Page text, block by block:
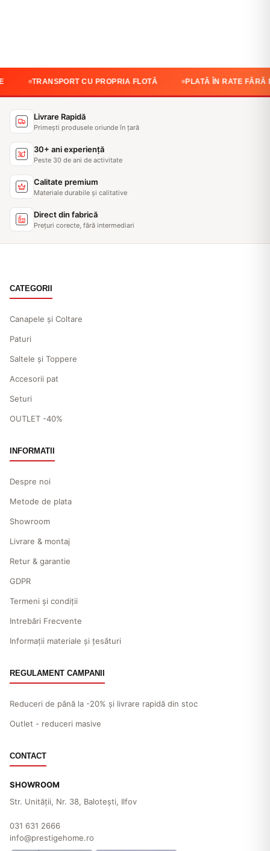
CU PROPRIA FLOTĂ PLATĂ ÎN RATE FĂRĂ DOBÂNDĂ
Livrare Rapidă
Primești produsele oriunde în țară
30+ ani experiență
Peste 30 de ani de activitate
Calitate premium
Materiale durabile și calitative
Direct din fabrică
Prețuri corecte, fără intermediari
CATEGORII
Canapele și Coltare
Paturi
Saltele și Toppere
Accesorii pat
Seturi
OUTLET -40%
INFORMATII
Despre noi
Metode de plata
Showroom
Livrare & montaj
Retur & garantie
GDPR
Termeni și condiții
Intrebări Frecvente
Informații materiale și țesături
REGULAMENT CAMPANII
Reduceri de până la -20% și livrare rapidă din stoc
Outlet - reduceri masive
CONTACT
SHOWROOM
Str. Unităţii, Nr. 38, Baloteşti, Ilfov
031 631 2666
info@prestigehome.ro